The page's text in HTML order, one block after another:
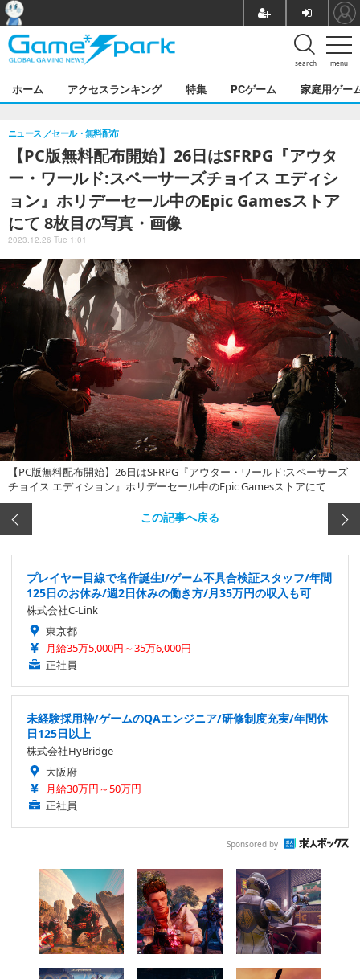
menu
search
ホーム アクセスランキング 特集 PCゲーム 家庭用ゲー
【PC版無料配布開始】26日はSFRPG『アウタ
ー・ワールド:スペーサーズチョイス エディシ
ョン』ホリデーセール中のEpic Gamesストア
にて 8枚目の写真・画像
ニュース セール・無料配布
2023.12.26 Tue 1:01
【PC版無料配布開始】26日はSFRPG『アウター・ワールド:スペーサーズ
チョイス エディション』ホリデーセール中のEpic Gamesストアにて
この記事へ戻る
プレイヤー目線で名作誕生!/ゲーム不具合検証スタッフ/年間
125日のお休み/週2日休みの働き方/月35万円の収入も可
株式会社C-Link
東京都
月給35万5,000円～35万6,000円
正社員
未経験採用枠/ゲームのQAエンジニア/研修制度充実/年間休
日125日以上
株式会社HyBridge
大阪府
月給30万円～50万円
正社員
Sponsored by